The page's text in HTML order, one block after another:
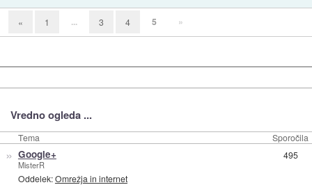
« 1 ... 3 4 5 »
Vredno ogleda ...
Tema Sporočila
» Google+
MisterR
Oddelek:Omrežja in internet
495